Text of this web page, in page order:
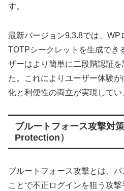
す。
最新バージョン9.3.8では、WP
TOTPシークレットを生成でき
ザーはより簡単に二段階認証
た。これによりユーザー体験
化と利便性の両立が実現してい
ブルートフォース攻撃対
Protection）
ブルートフォース攻撃とは、
ことで不正ログインを狙う攻